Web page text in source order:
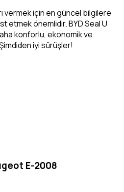
vermek için en güncel bilgilere
etmek önemlidir. BYD Seal U
konforlu, ekonomik ve
iyi sürüşler!
E-2008